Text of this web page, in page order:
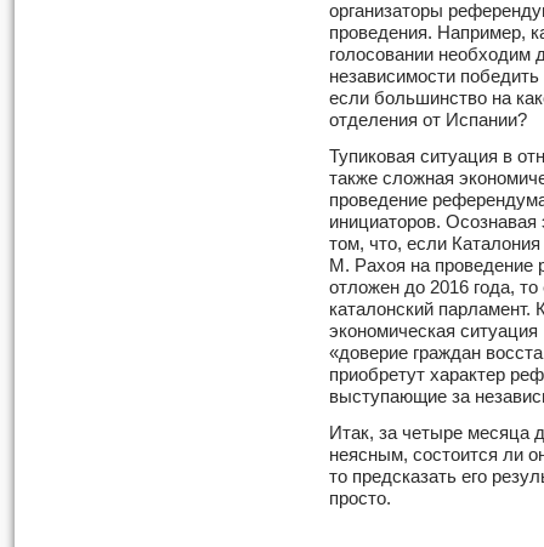
организаторы
проведения. Например,
голосовании
независимости
если большинство на
отделения от Испании?
Тупиковая ситуация в
также сложная
проведение
инициаторов.
том, что, если
М. Рахоя на проведение
отложен до 2016 года,
каталонский
экономическая
«доверие граждан
приобретут характер
выступающие за
Итак, за четыре месяца
неясным, состоится ли
то предсказать его
просто.